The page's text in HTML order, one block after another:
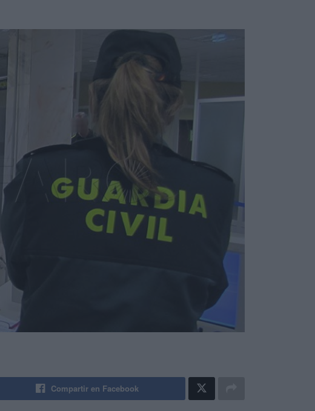
Compartir en Facebook